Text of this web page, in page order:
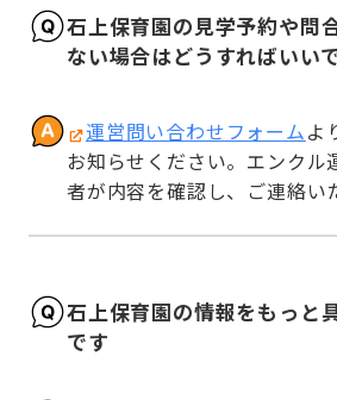
石上保育園の見学予約や問
ない場合はどうすればいい
運営問い合わせフォームよ
お知らせください。エンクル
者が内容を確認し、ご連絡い
石上保育園の情報をもっと
です